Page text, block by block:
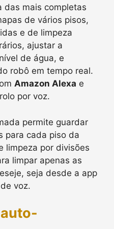
das mais completas
de vários pisos,
e de limpeza
ajustar a
de água, e
robô em tempo real.
Amazon Alexa e
por voz.
permite guardar
para cada piso da
limpeza por divisões
limpar apenas as
seja desde a app
voz.